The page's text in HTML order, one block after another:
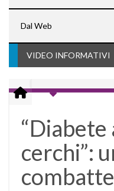
Dal Web
VIDEO INFORMATIVI
“Diabete
cerchi”: